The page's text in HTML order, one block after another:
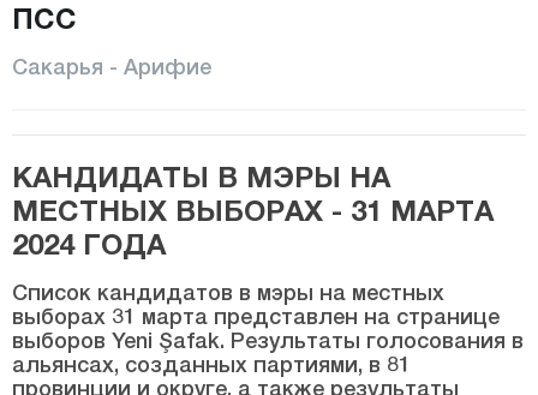
ХЕНДЕК
КАРАПЮРЧЕК
КАЙНАРДЖА
КОДЖААЛИ
ПАМУКОВА
САПАНДЖА
СЕРДИВАН
СЁГЮТЛЮ
ТАРАКЛЫ
ПСС
Сакарья - Арифие
КАНДИДАТЫ В МЭРЫ НА
МЕСТНЫХ ВЫБОРАХ - 31 МАРТА
2024 ГОДА
Список кандидатов в мэры на местных
выборах 31 марта представлен на странице
выборов Yeni Şafak. Результаты голосования в
альянсах, созданных партиями, в 81
провинции и округе, а также результаты